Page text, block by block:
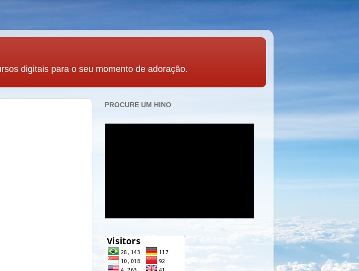
digitais para o seu momento de adoração.
PROCURE UM HINO